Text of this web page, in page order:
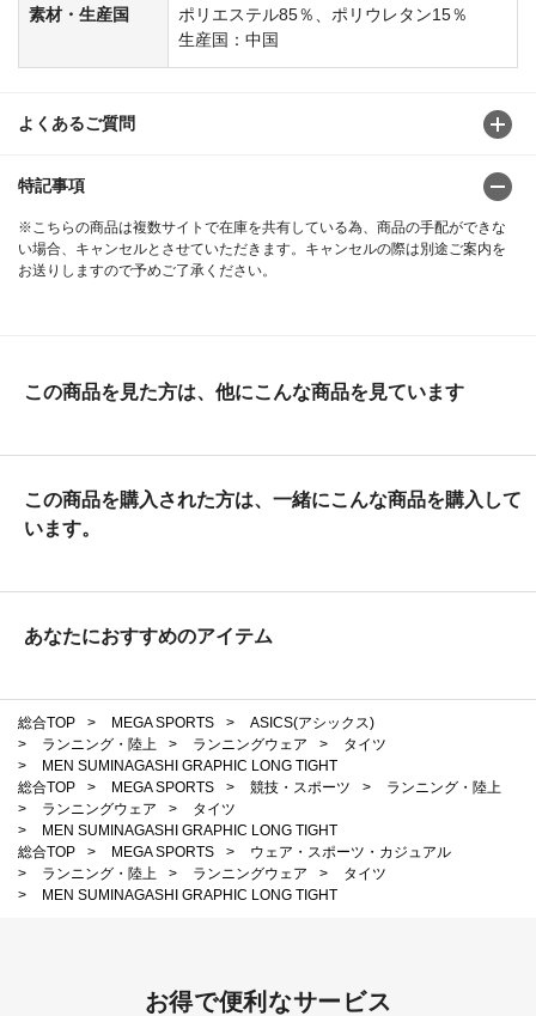
素材・生産国
ポリエステル85％、ポリウレタン15％
生産国：中国
よくあるご質問
特記事項
※こちらの商品は複数サイトで在庫を共有している為、商品の手配ができな
い場合、キャンセルとさせていただきます。キャンセルの際は別途ご案内を
お送りしますので予めご了承ください。
この商品を見た方は、他にこんな商品を見ています
この商品を購入された方は、一緒にこんな商品を購入して
います。
あなたにおすすめのアイテム
総合TOP > MEGA SPORTS >
ASICS(アシックス)
>
ランニング・陸上 > ランニングウェア >
タイツ
>
MEN SUMINAGASHI GRAPHIC LONG TIGHT
総合TOP
> MEGA SPORTS > 競技・スポーツ >
ランニング・陸上
>
ランニングウェア >
タイツ
>
MEN SUMINAGASHI GRAPHIC LONG TIGHT
総合TOP
> MEGA SPORTS >
ウェア・スポーツ・カジュアル
>
ランニング・陸上 > ランニングウェア >
タイツ
>
MEN SUMINAGASHI GRAPHIC LONG TIGHT
お得で便利なサービス